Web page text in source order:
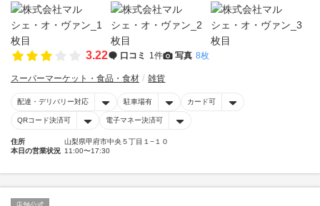
3.22 口コミ 1件 写真 8枚
スーパーマーケット・食品・食材 雑貨
配達・デリバリー対応 駐車場有 カード可
QRコード決済可 電子マネー決済可
住所
山梨県甲府市中央５丁目１−１０
本日の営業状況 11:00〜17:30